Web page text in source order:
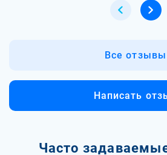
Все отзывы
Написать
Часто